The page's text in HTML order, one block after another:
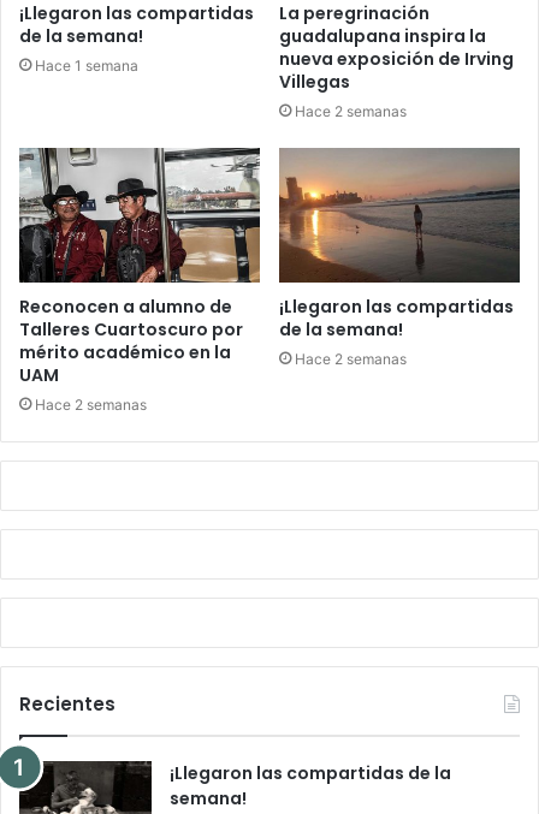
¡Llegaron las compartidas
de la semana!
Hace 1 semana
La peregrinación
guadalupana inspira la
nueva exposición de Irving
Villegas
Hace 2 semanas
Reconocen a alumno de
Talleres Cuartoscuro por
mérito académico en la
UAM
Hace 2 semanas
¡Llegaron las compartidas
de la semana!
Hace 2 semanas
Recientes
¡Llegaron las compartidas de la
semana!